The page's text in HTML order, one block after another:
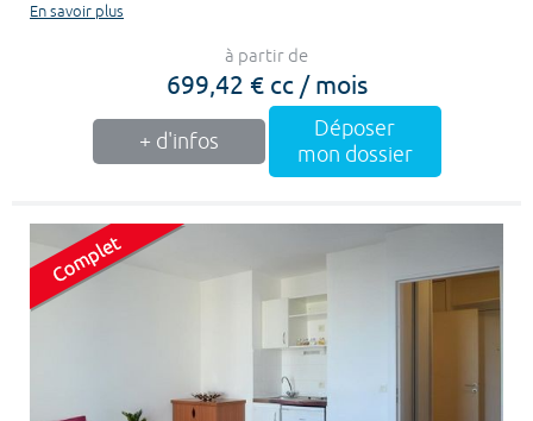
En savoir plus
à partir de
699,42 € cc / mois
+ d'infos
Déposer
mon dossier